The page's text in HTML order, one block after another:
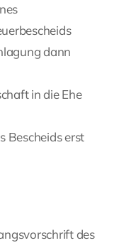
dann
in die Ehe
Bescheids erst
des